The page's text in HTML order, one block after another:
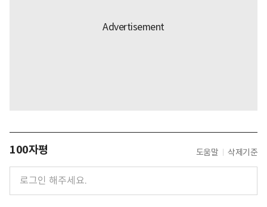
100자평 도움말 삭제기준